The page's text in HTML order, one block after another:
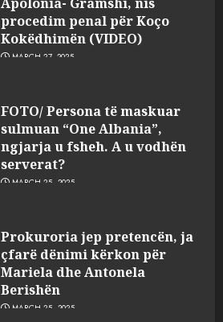
procedim penal për Koço
Kokëdhimën (VIDEO)
MARCH 27, 2025
FOTO/ Persona të maskuar
sulmuan “One Albania”,
ngjarja u fsheh. A u vodhën
serverat?
MARCH 25, 2025
Prokuroria jep pretencën, ja
çfarë dënimi kërkon për
Mariela dhe Antonela
Berishën
MARCH 25, 2025